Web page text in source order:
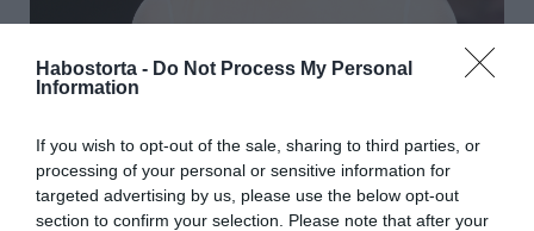
Habostorta - Do Not Process My Personal
Information
If you wish to opt-out of the sale, sharing to third parties, or
processing of your personal or sensitive information for
targeted advertising by us, please use the below opt-out
section to confirm your selection. Please note that after your
Érthető Meghan szívfájdalma, hiszen a lagzi előtt pörgős
hercegnéi teendői kerültek előtérébe. De azért bízni lehet
abban, hogy az újdonsült feleség túllendül a
nehézségeken, s mindez nem megy majd a Harryvel való
kapcsolatuk rovására.